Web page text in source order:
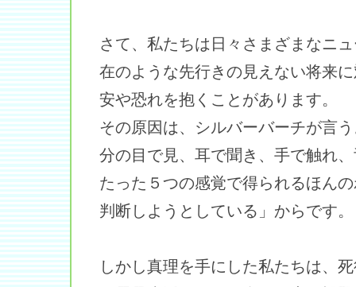
さて、私たちは日々さまざまなニ
在のような先行きの見えない将来
安や恐れを抱くことがあります。
その原因は、シルバーバーチが言
分の目で見、耳で聞き、手で触れ
たった５つの感覚で得られるほん
判断しようとしている」からです。
しかし真理を手にした私たちは、